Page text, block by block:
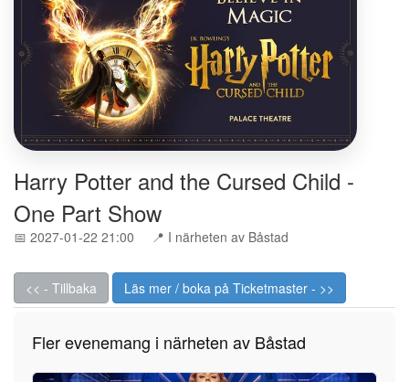
Harry Potter and the Cursed Child -
One Part Show
📅 2027-01-22 21:00 📍 I närheten av Båstad
<< - Tillbaka Läs mer / boka på Ticketmaster - >>
Fler evenemang i närheten av Båstad